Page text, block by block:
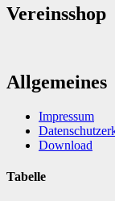
Vereinsshop
Allgemeines
Impressum
Download
Tabelle